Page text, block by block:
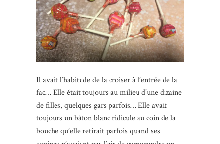
Il avait l’habitude de la croiser à l’entrée de la
fac… Elle était toujours au milieu d’une dizaine
de filles, quelques gars parfois… Elle avait
toujours un bâton blanc ridicule au coin de la
bouche qu’elle retirait parfois quand ses